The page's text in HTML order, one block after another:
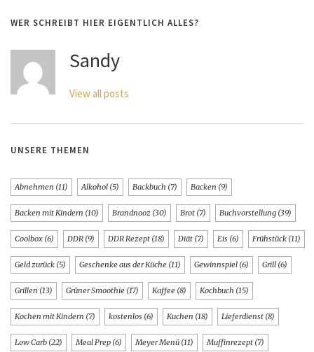
WER SCHREIBT HIER EIGENTLICH ALLES?
Sandy
View all posts
UNSERE THEMEN
Abnehmen (11) Alkohol (5) Backbuch (7) Backen (9)
Backen mit Kindern (10) Brandnooz (30) Brot (7) Buchvorstellung (39)
Coolbox (6) DDR (9) DDR Rezept (18) Diät (7) Eis (6) Frühstück (11)
Geld zurück (5) Geschenke aus der Küche (11) Gewinnspiel (6) Grill (6)
Grillen (13) Grüner Smoothie (17) Kaffee (8) Kochbuch (15)
Kochen mit Kindern (7) kostenlos (6) Kuchen (18) Lieferdienst (8)
Low Carb (22) Meal Prep (6) Meyer Menü (11) Muffinrezept (7)